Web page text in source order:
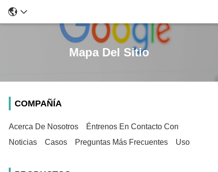
Mapa Del Sitio
COMPAÑÍA
Acerca De Nosotros
Éntrenos En Contacto Con
Noticias
Casos Preguntas Más Frecuentes Uso